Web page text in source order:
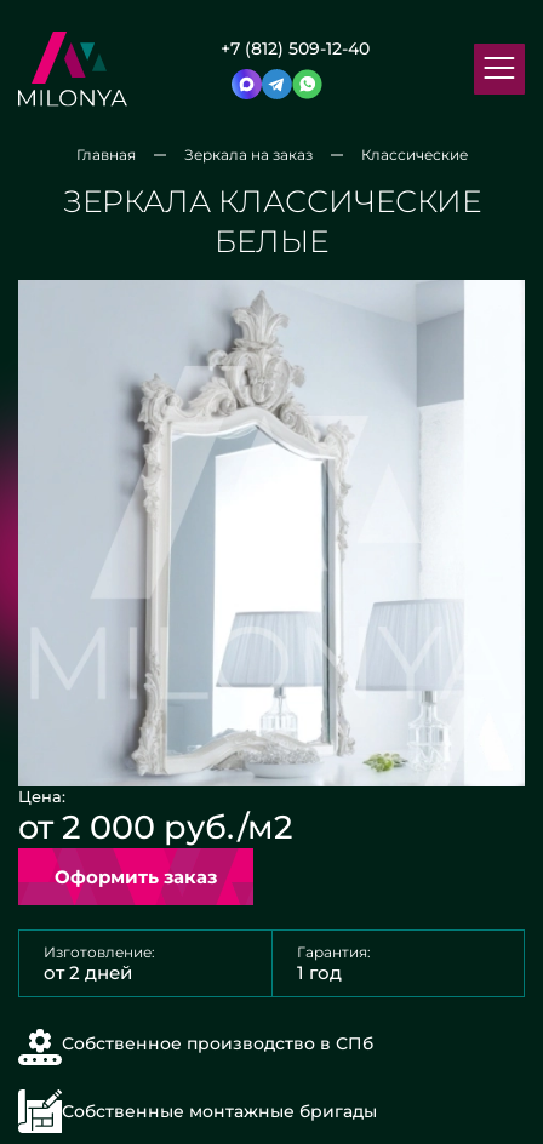
+7 (812) 509-12-40
Главная Зеркала на заказ Классические
ЗЕРКАЛА КЛАССИЧЕСКИЕ
БЕЛЫЕ
Цена:
от 2 000 руб./м2
Оформить заказ
Изготовление:
от 2 дней
Гарантия:
1 год
Собственное производство в СПб
Собственные монтажные бригады